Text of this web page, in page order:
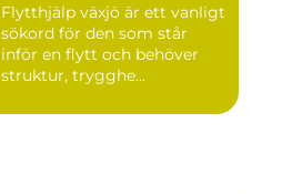
Flytthjälp växjö är ett vanligt
sökord för den som står
inför en flytt och behöver
struktur, trygghe...